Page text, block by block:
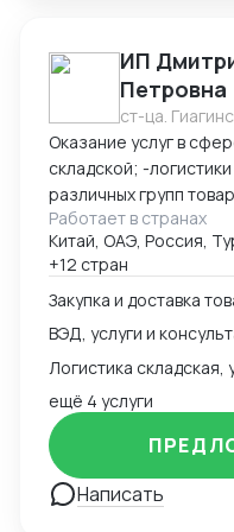
ИП
Петровна
ст-ца.
Оказание услуг в
складской; -
различных групп
доставка товара из
Страны с которыми
США, ОАЭ, Турция,
Работает в странах
Китай, ОАЭ, Россия,
+12 стран
ВЭД, услуги и
ещё 4 услуги
Написать